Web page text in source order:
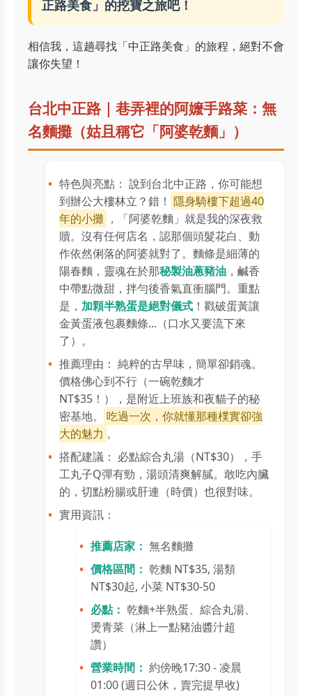
正路美食」的挖寶之旅吧！
相信我，這趟尋找「中正路美食」的旅程，絕對不會
讓你失望！
台北中正路｜巷弄裡的阿嬤手路菜：無
名麵攤（姑且稱它「阿婆乾麵」）
特色與亮點： 說到台北中正路，你可能想
到辦公大樓林立？錯！ 隱身騎樓下超過40
年的小攤 ，「阿婆乾麵」就是我的深夜救
贖。沒有任何店名，認那個頭髮花白、動
作依然俐落的阿婆就對了。麵條是細薄的
陽春麵，靈魂在於那秘製油蔥豬油 ，鹹香
中帶點微甜，拌勻後香氣直衝腦門。重點
是， 加顆半熟蛋是絕對儀式 ！戳破蛋黃讓
金黃蛋液包裹麵條...（口水又要流下來
了）。
推薦理由： 純粹的古早味，簡單卻銷魂。
價格佛心到不行（一碗乾麵才
NT$35！），是附近上班族和夜貓子的秘
密基地。
吃過一次，你就懂那種樸實卻強
大的魅力 。
搭配建議： 必點綜合丸湯（NT$30），手
工丸子Q彈有勁，湯頭清爽解膩。敢吃內臟
的，切點粉腸或肝連（時價）也很對味。
實用資訊：
推薦店家： 無名麵攤
價格區間： 乾麵 NT$35, 湯類
NT$30起, 小菜 NT$30-50
必點： 乾麵+半熟蛋、綜合丸湯、
燙青菜（淋上一點豬油醬汁超
讚）
營業時間： 約傍晚17:30 - 凌晨
01:00 (週日公休，賣完提早收)